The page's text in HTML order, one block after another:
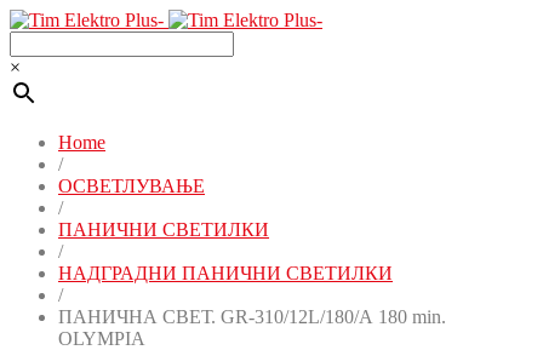
×
Home
/
ОСВЕТЛУВАЊЕ
/
ПАНИЧНИ СВЕТИЛКИ
/
НАДГРАДНИ ПАНИЧНИ СВЕТИЛКИ
/
ПАНИЧНА СВЕТ. GR-310/12L/180/А 180 min.
OLYMPIA